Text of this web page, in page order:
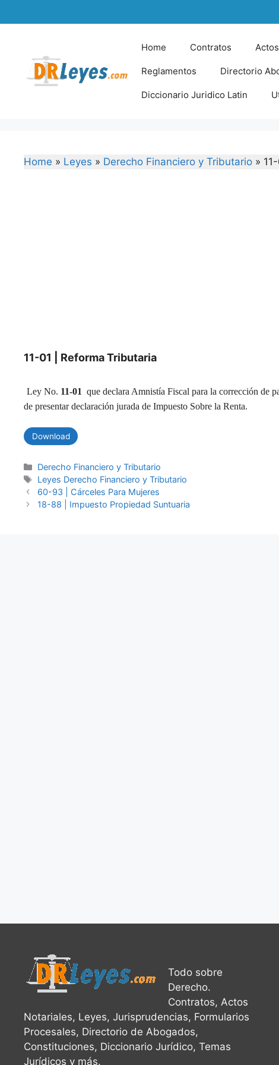
to
Home Contratos
Reglamentos Directorio
Diccionario Juridico Latin
Home » Leyes » Derecho Financiero y Tributario »
11-01 | Reforma Tributaria
Ley No. 11-01 que declara Amnistía Fiscal para la corrección de
de presentar declaración jurada de Impuesto Sobre la Renta.
Download
Categories
Derecho Financiero y Tributario
Tags
Leyes Derecho Financiero y Tributario
60-93 | Cárceles Para Mujeres
18-88 | Impuesto Propiedad Suntuaria
Todo sobre
Derecho.
Contratos, Actos
Notariales, Leyes, Jurisprudencias, Formularios
Procesales, Directorio de Abogados,
Constituciones, Diccionario Jurídico, Temas
Jurídicos y más.